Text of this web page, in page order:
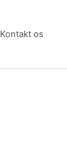
Kontakt os